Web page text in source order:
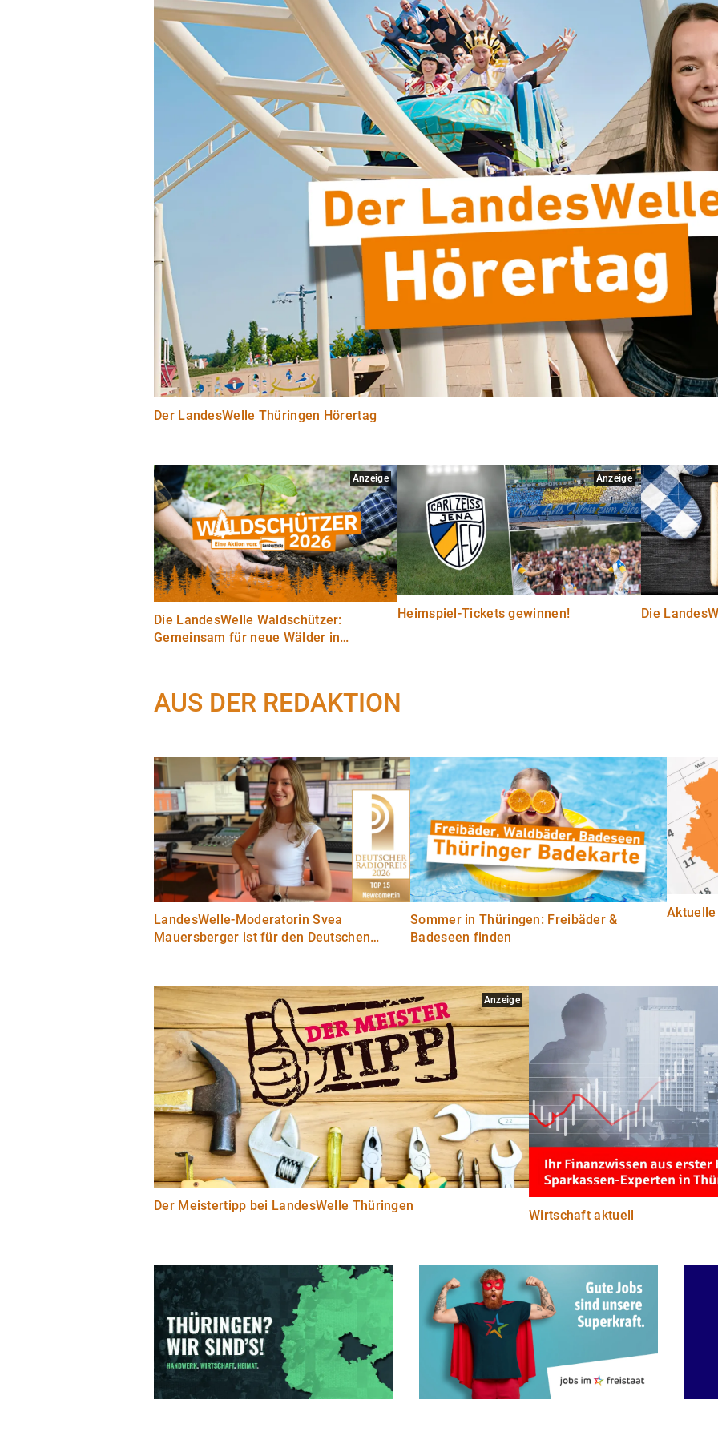
Der LandesWelle Thüringen Hörertag
Anzeige
Die LandesWelle Waldschützer:
Gemeinsam für neue Wälder in
Anzeige
Heimspiel-Tickets gewinnen! Die
AUS DER REDAKTION
LandesWelle-Moderatorin Svea
Mauersberger ist für den Deutschen
Sommer in Thüringen: Freibäder &
Badeseen finden
Anzeige
Der Meistertipp bei LandesWelle Thüringen
Wirtschaft aktuell